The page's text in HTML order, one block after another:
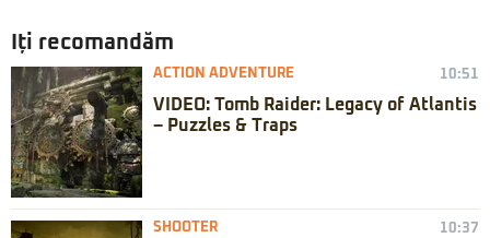
Iți recomandăm
ACTION ADVENTURE 10:51
VIDEO: Tomb Raider: Legacy of Atlantis
– Puzzles & Traps
SHOOTER 10:37